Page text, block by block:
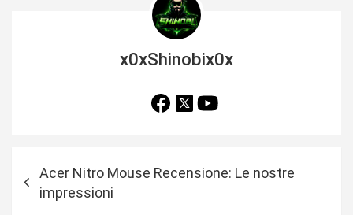
x0xShinobix0x
Acer Nitro Mouse Recensione: Le nostre
impressioni